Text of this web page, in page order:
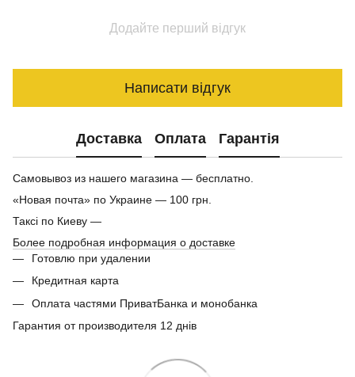
Додайте перший відгук
Написати відгук
Доставка Оплата Гарантія
Самовывоз из нашего магазина — бесплатно.
«Новая почта» по Украине — 100 грн.
Таксі по Киеву —
Более подробная информация о доставке
Готовлю при удалении
Кредитная карта
Оплата частями ПриватБанка и монобанка
Гарантия от производителя 12 днів